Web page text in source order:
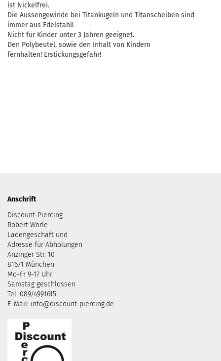
ist Nickelfrei.
Die Aussengewinde bei Titankugeln und Titanscheiben sind
immer aus Edelstahl!
Nicht für Kinder unter 3 Jahren geeignet.
Den Polybeutel, sowie den Inhalt von Kindern
fernhalten! Erstickungsgefahr!
Anschrift
Discount-Piercing
Robert Wörle
Ladengeschäft und
Adresse für Abholungen
Anzinger Str. 10
81671 München
Mo-Fr 9-17 Uhr
Samstag geschlossen
Tel. 089/4991615
E-Mail: info@discount-piercing.de